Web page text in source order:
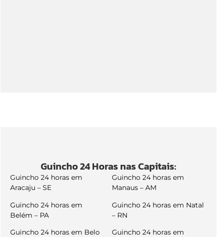
Guincho 24 Horas nas Capitais:
Guincho 24 horas em
Aracaju – SE
Guincho 24 horas em
Belém – PA
Guincho 24 horas em Belo
Guincho 24 horas em
Manaus – AM
Guincho 24 horas em Natal
– RN
Guincho 24 horas em